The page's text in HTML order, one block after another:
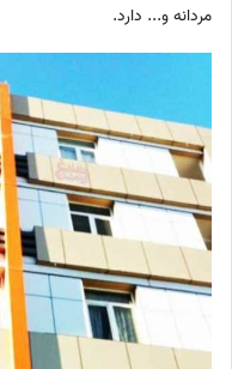
مردانه و... دارد.